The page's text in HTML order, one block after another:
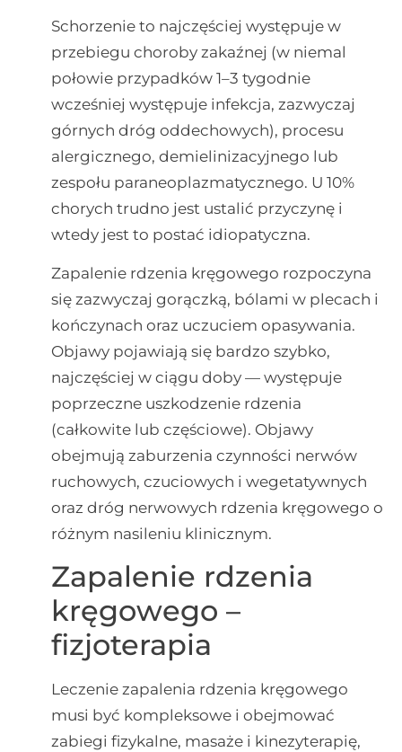
Schorzenie to najczęściej występuje w
przebiegu choroby zakaźnej (w niemal
połowie przypadków 1–3 tygodnie
wcześniej występuje infekcja, zazwyczaj
górnych dróg oddechowych), procesu
alergicznego, demielinizacyjnego lub
zespołu paraneoplazmatycznego. U 10%
chorych trudno jest ustalić przyczynę i
wtedy jest to postać idiopatyczna.
Zapalenie rdzenia kręgowego rozpoczyna
się zazwyczaj gorączką, bólami w plecach i
kończynach oraz uczuciem opasywania.
Objawy pojawiają się bardzo szybko,
najczęściej w ciągu doby — występuje
poprzeczne uszkodzenie rdzenia
(całkowite lub częściowe). Objawy
obejmują zaburzenia czynności nerwów
ruchowych, czuciowych i wegetatywnych
oraz dróg nerwowych rdzenia kręgowego o
różnym nasileniu klinicznym.
Zapalenie rdzenia
kręgowego –
fizjoterapia
Leczenie zapalenia rdzenia kręgowego
musi być kompleksowe i obejmować
zabiegi fizykalne, masaże i kinezyterapię,